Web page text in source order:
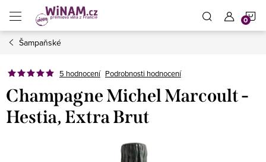
obsah
Šampaňské
5 hodnocení Podrobnosti hodnocení
Champagne Michel Marcoult -
Hestia, Extra Brut